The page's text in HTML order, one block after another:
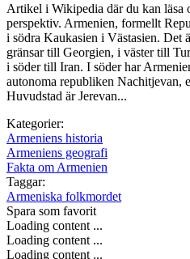
Artikel i Wikipedia där du kan läsa
perspektiv. Armenien, formellt
i södra Kaukasien i Västasien. Det
gränsar till Georgien, i väster till
i söder till Iran. I söder har
autonoma republiken Nachitjevan,
Huvudstad är Jerevan...
Kategorier:
Armeniens historia
Armeniens geografi
Fakta om Armenien
Taggar:
Armeniska folkmordet
Spara som favorit
Loading content ...
Loading content ...
Loading content ...